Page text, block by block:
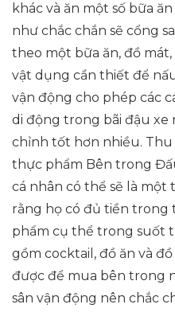
khác và ăn một số bữa
như chắc chắn sẽ cổng
theo một bữa ăn, đồ
vật dụng cần thiết để
vận động cho phép các
di động trong bãi đậu xe
chỉnh tốt hơn nhiều.
thực phẩm Bên trong
cá nhân có thể sẽ là một
rằng họ có đủ tiền trong
phẩm cụ thể trong suốt
gồm cocktail, đồ ăn và
được để mua bên trong
sân vận động nên chắc